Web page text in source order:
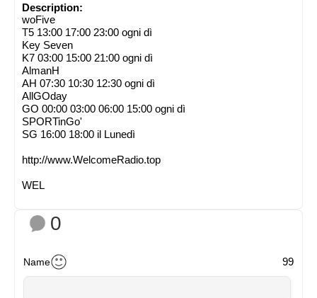
Description:
woFive
T5 13:00 17:00 23:00 ogni dì
Key Seven
K7 03:00 15:00 21:00 ogni dì
AlmanH
AH 07:30 10:30 12:30 ogni dì
AllGOday
GO 00:00 03:00 06:00 15:00 ogni dì
SPORTinGo'
SG 16:00 18:00 il Lunedì
http://www.WelcomeRadio.top
WEL
0
Name 99